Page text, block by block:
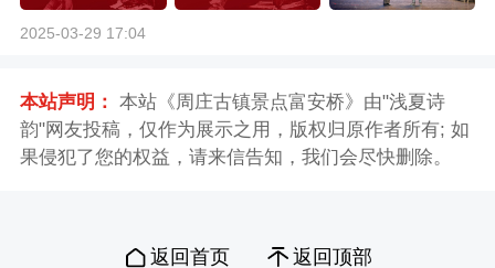
2025-03-29 17:04
本站声明： 本站《周庄古镇景点富安桥》由"浅夏诗
韵"网友投稿，仅作为展示之用，版权归原作者所有; 如
果侵犯了您的权益，请来信告知，我们会尽快删除。
返回首页 返回顶部